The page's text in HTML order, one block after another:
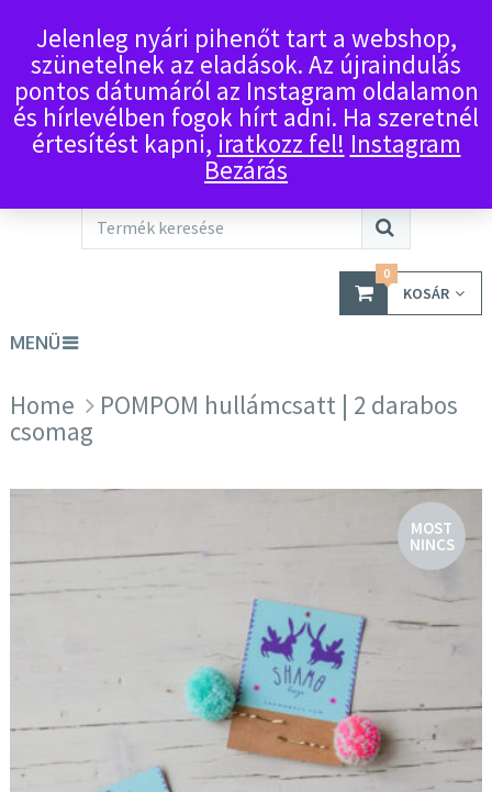
KOSÁR
0
MENÜ
Home
POMPOM hullámcsatt | 2 darabos
csomag
MOST
NINCS
Jelenleg nyári pihenőt tart a webshop,
szünetelnek az eladások. Az újraindulás
pontos dátumáról az Instagram oldalamon
és hírlevélben fogok hírt adni. Ha szeretnél
értesítést kapni, iratkozz fel! Instagram
Bezárás